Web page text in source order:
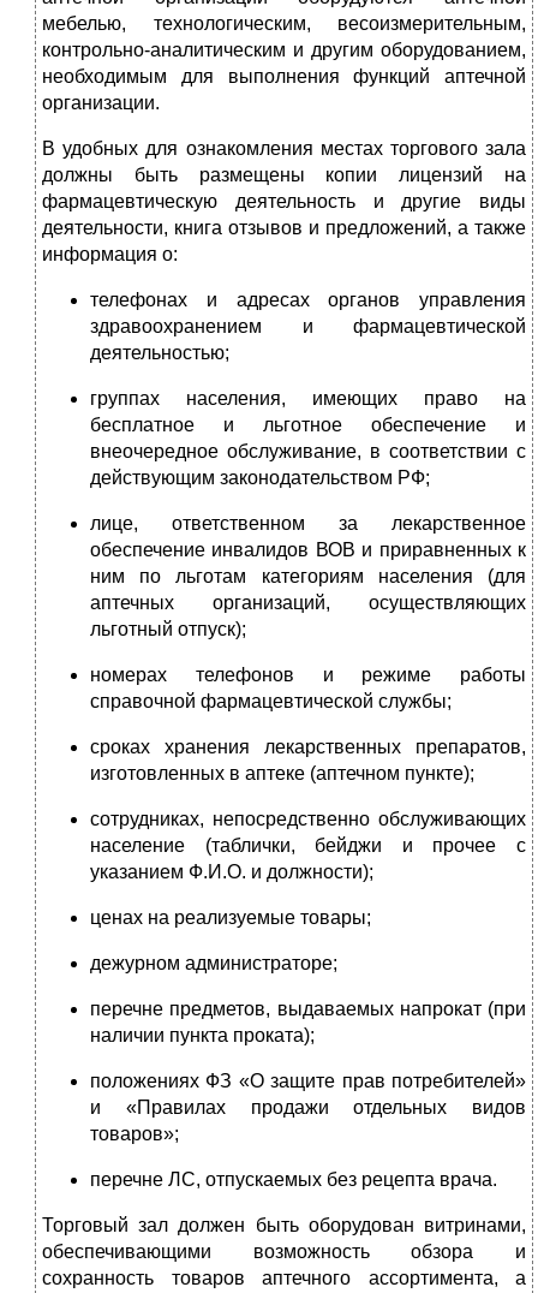
мебелью, технологическим, весоизмерительным,
контрольно-аналитическим и другим оборудованием,
необходимым для выполнения функций аптечной
организации.
В удобных для ознакомления местах торгового зала
должны быть размещены копии лицензий на
фармацевтическую деятельность и другие виды
деятельности, книга отзывов и предложений, а также
информация о:
телефонах и адресах органов управления
здравоохранением и фармацевтической
деятельностью;
группах населения, имеющих право на
бесплатное и льготное обеспечение и
внеочередное обслуживание, в соответствии с
действующим законодательством РФ;
лице, ответственном за лекарственное
обеспечение инвалидов ВОВ и приравненных к
ним по льготам категориям населения (для
аптечных организаций, осуществляющих
льготный отпуск);
номерах телефонов и режиме работы
справочной фармацевтической службы;
сроках хранения лекарственных препаратов,
изготовленных в аптеке (аптечном пункте);
сотрудниках, непосредственно обслуживающих
население (таблички, бейджи и прочее с
указанием Ф.И.О. и должности);
ценах на реализуемые товары;
дежурном администраторе;
перечне предметов, выдаваемых напрокат (при
наличии пункта проката);
положениях ФЗ «О защите прав потребителей»
и «Правилах продажи отдельных видов
товаров»;
перечне ЛС, отпускаемых без рецепта врача.
Торговый зал должен быть оборудован витринами,
обеспечивающими возможность обзора и
сохранность товаров аптечного ассортимента, а